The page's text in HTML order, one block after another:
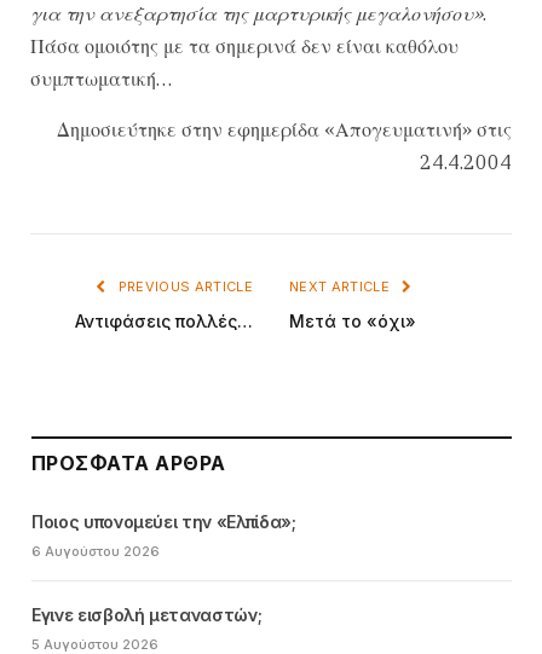
για την ανεξαρτησία της μαρτυρικής μεγαλονήσου».
Πάσα ομοιότης με τα σημερινά δεν είναι καθόλου
συμπτωματική…
Δημοσιεύτηκε στην εφημερίδα «Απογευματινή» στις
24.4.2004
PREVIOUS ARTICLE
Αντιφάσεις πολλές…
NEXT ARTICLE
Μετά το «όχι»
ΠΡΌΣΦΑΤΑ ΆΡΘΡΑ
Ποιος υπονομεύει την «Ελπίδα»;
6 Αυγούστου 2026
Εγινε εισβολή μεταναστών;
5 Αυγούστου 2026